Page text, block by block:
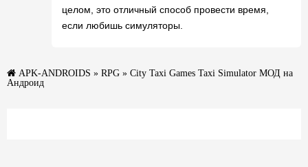
целом, это отличный способ провести время,
если любишь симуляторы.
APK-ANDROIDS » RPG » City Taxi Games Taxi Simulator МОД на
Андроид